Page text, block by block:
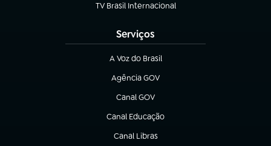
TV Brasil Internacional
(abre em nova aba)
Serviços
A Voz do Brasil
(abre em nova aba)
Agência GOV
(abre em nova aba)
Canal GOV
(abre em nova aba)
Canal Educação
(abre em nova aba)
Canal Libras
(abre em nova aba)